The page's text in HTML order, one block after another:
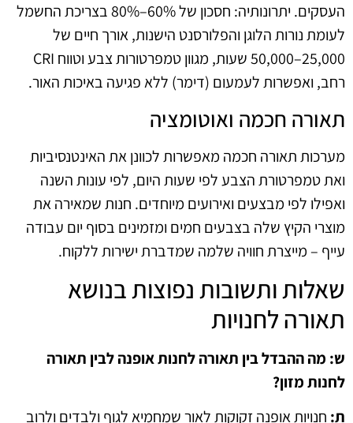
העסקים. יתרונותיה: חסכון של 60%–80% בצריכת החשמל
לעומת נורות הלוגן והפלורסנט הישנות, אורך חיים של
25,000–50,000 שעות, מגוון טמפרטורות צבע וטווח CRI
רחב, ואפשרות לעמעום (דימר) ללא פגיעה באיכות האור.
תאורה חכמה ואוטומציה
מערכות תאורה חכמה מאפשרות לכוונן את האינטנסיביות
ואת טמפרטורת הצבע לפי שעות היום, לפי עונות השנה
ואפילו לפי מבצעים ואירועים מיוחדים. חנות שמאירה את
מוצרי הקיץ שלה בצבעים חמים ומזמינים בסוף יום עבודה
עייף – מייצרת חוויה שלמה שמדברת ישירות ללקוח.
שאלות ותשובות נפוצות בנושא
תאורה לחנויות
ש: מה ההבדל בין תאורה לחנות אופנה לבין תאורה
לחנות מזון?
ת: חנויות אופנה זקוקות לאור שמחמיא לגוף ולבדים ולרוב